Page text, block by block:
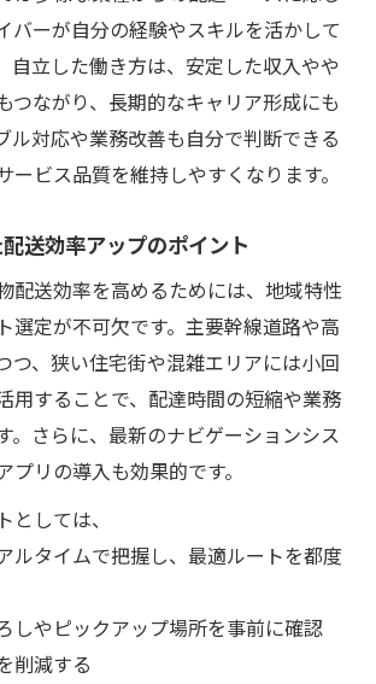
バーが自分の経験やスキルを活かして
自立した働き方は、安定した収入やや
つながり、長期的なキャリア形成にも
ル対応や業務改善も自分で判断できる
ービス品質を維持しやすくなります。
送効率アップのポイント
配送効率を高めるためには、地域特性
選定が不可欠です。主要幹線道路や高
つ、狭い住宅街や混雑エリアには小回
用することで、配達時間の短縮や業務
。さらに、最新のナビゲーションシス
プリの導入も効果的です。
としては、
ルタイムで把握し、最適ルートを都度
しやピックアップ場所を事前に確認
削減する